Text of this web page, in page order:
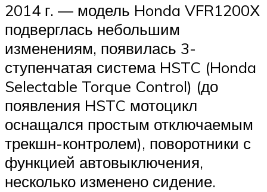
2014 г. — модель Honda VFR1200Х
подверглась небольшим
изменениям, появилась 3-
ступенчатая система HSTC (Honda
Selectable Torque Control) (до
появления HSTC мотоцикл
оснащался простым отключаемым
трекшн-контролем), поворотники с
функцией автовыключения,
несколько изменено сидение.